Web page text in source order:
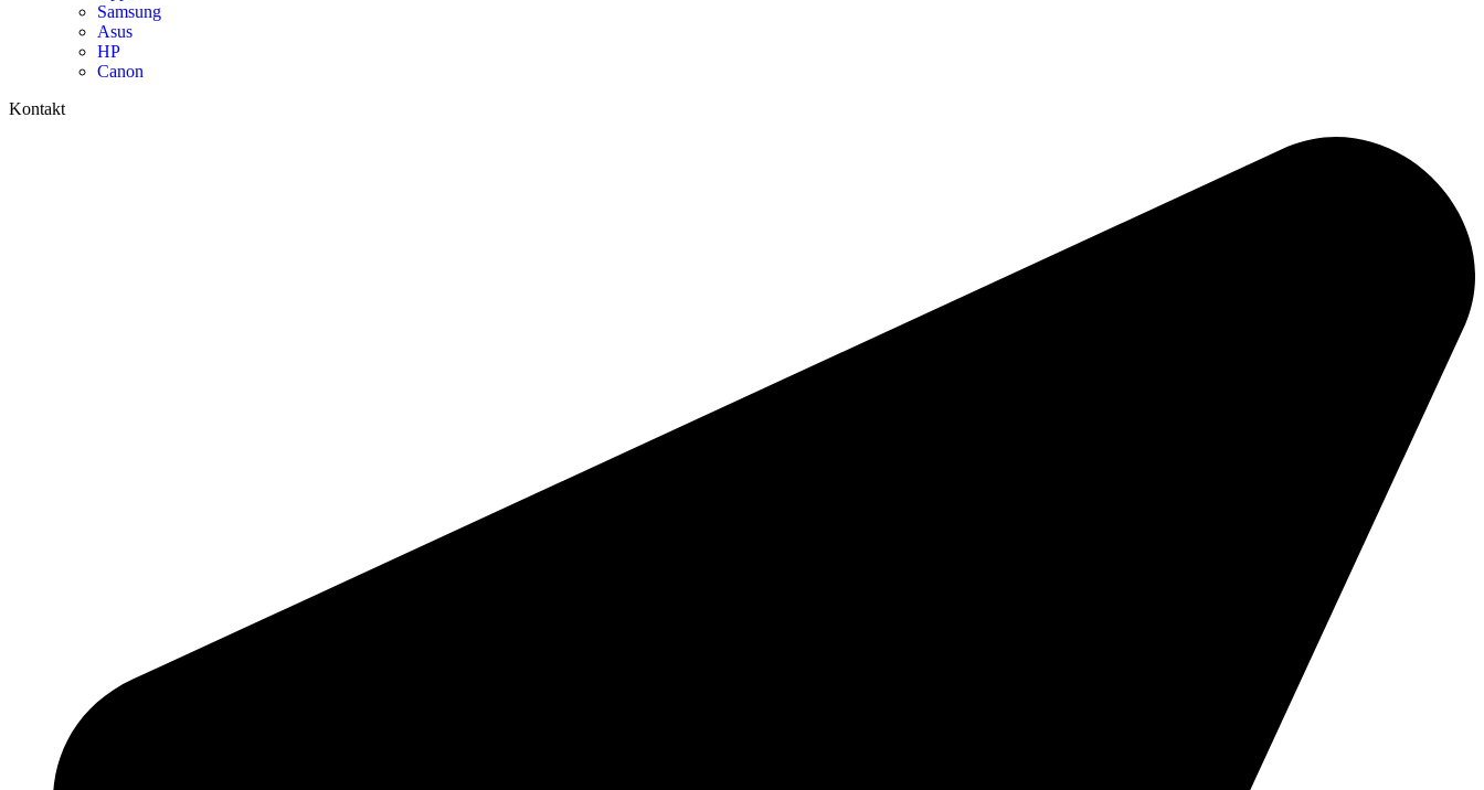
Samsung
Asus
HP
Canon
Kontakt